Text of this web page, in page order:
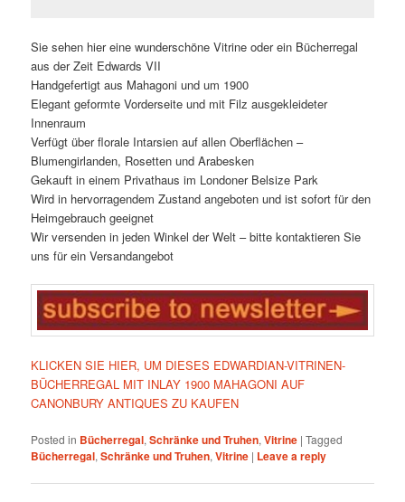
Sie sehen hier eine wunderschöne Vitrine oder ein Bücherregal
aus der Zeit Edwards VII
Handgefertigt aus Mahagoni und um 1900
Elegant geformte Vorderseite und mit Filz ausgekleideter
Innenraum
Verfügt über florale Intarsien auf allen Oberflächen –
Blumengirlanden, Rosetten und Arabesken
Gekauft in einem Privathaus im Londoner Belsize Park
Wird in hervorragendem Zustand angeboten und ist sofort für den
Heimgebrauch geeignet
Wir versenden in jeden Winkel der Welt – bitte kontaktieren Sie
uns für ein Versandangebot
KLICKEN SIE HIER, UM DIESES EDWARDIAN-VITRINEN-
BÜCHERREGAL MIT INLAY 1900 MAHAGONI AUF
CANONBURY ANTIQUES ZU KAUFEN
Posted in Bücherregal,Schränke und Truhen,Vitrine |Tagged
Bücherregal,Schränke und Truhen,Vitrine | Leave a reply